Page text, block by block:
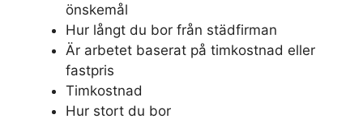
önskemål
Hur långt du bor från städfirman
Är arbetet baserat på timkostnad eller
fastpris
Timkostnad
Hur stort du bor